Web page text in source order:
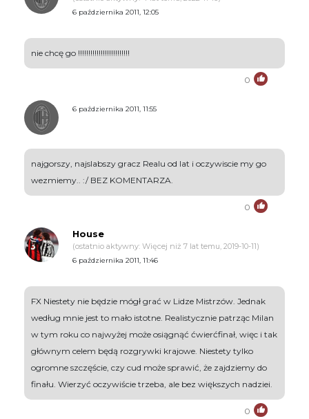
6 października 2011, 12:05
nie chcę go !!!!!!!!!!!!!!!!!!!!!!!!!
0
6 października 2011, 11:55
najgorszy, najslabszy gracz Realu od lat i oczywiscie my go
wezmiemy.. :/ BEZ KOMENTARZA.
0
House
(ostatnio aktywny: Więcej niż 7 lat temu, 2019-10-11)
6 października 2011, 11:46
FX Niestety nie będzie mógł grać w Lidze Mistrzów. Jednak
według mnie jest to mało istotne. Realistycznie patrząc Milan
w tym roku co najwyżej może osiągnąć ćwierćfinał, więc i tak
głównym celem będą rozgrywki krajowe. Niestety tylko
ogromne szczęście, czy cud może sprawić, że zajdziemy do
finału. Wierzyć oczywiście trzeba, ale bez większych nadziei.
0